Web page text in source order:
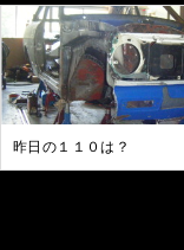
昨日の１１０は？